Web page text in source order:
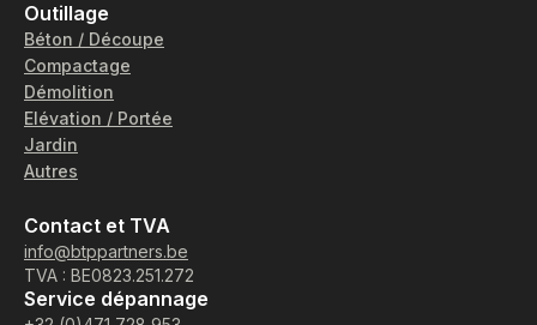
Outillage
Béton / Découpe
Compactage
Démolition
Elévation / Portée
Jardin
Autres
Contact et TVA
info@btppartners.be
TVA : BE0823.251.272
Service dépannage